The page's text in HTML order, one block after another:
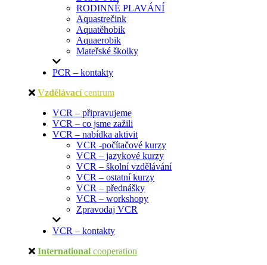
RODINNÉ PLAVÁNÍ
Aquastrečink
Aquatěhobik
Aquaerobik
Mateřské školky
PCR – kontakty
Vzdělávací centrum
VCR – připravujeme
VCR – co jsme zažili
VCR – nabídka aktivit
VCR -počítačové kurzy
VCR – jazykové kurzy
VCR – školní vzdělávání
VCR – ostatní kurzy
VCR – přednášky
VCR – workshopy
Zpravodaj VCR
VCR – kontakty
International cooperation